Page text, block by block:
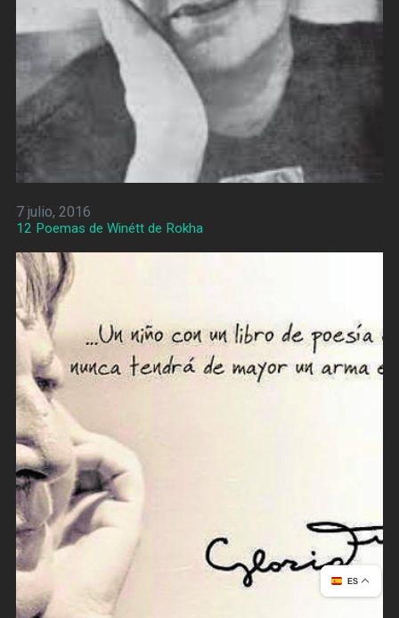
7 julio, 2016
12 Poemas de Winétt de Rokha
ES